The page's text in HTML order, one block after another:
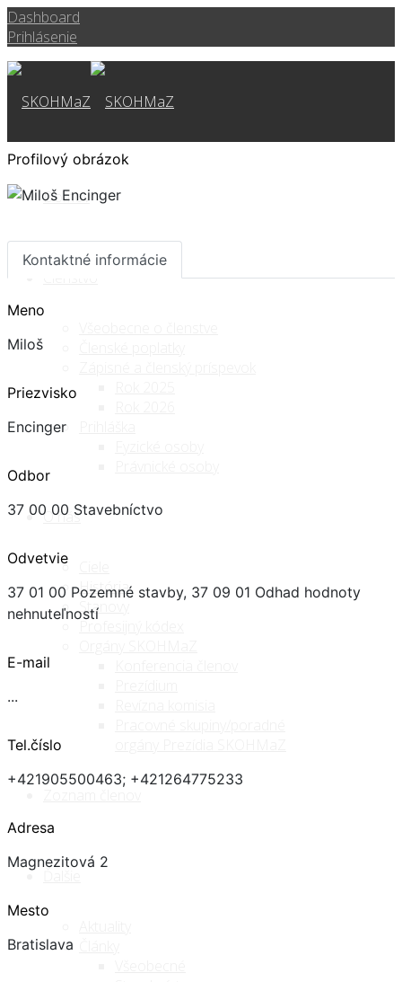
Dashboard
Prihlásenie
Domov
O nás
História
Stanovy
Profesijný kódex
Profilový obrázok
Kontaktné informácie
Meno
Miloš
Priezvisko
Encinger
Odbor
37 00 00 Stavebníctvo
Odvetvie
37 01 00 Pozemné stavby, 37 09 01 Odhad hodnoty
nehnuteľností
E-mail
...
Tel.číslo
+421905500463; +421264775233
Adresa
Magnezitová 2
Mesto
Bratislava